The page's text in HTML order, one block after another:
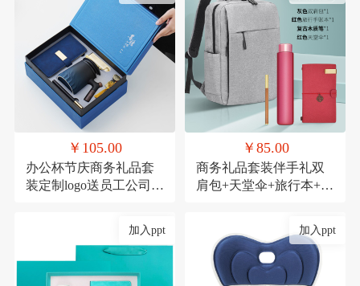
￥105.00
办公杯节庆商务礼品套
装定制logo送员工公司周
￥85.00
商务礼品套装伴手礼双
肩包+天堂伞+旅行本+木
加入ppt 加入ppt